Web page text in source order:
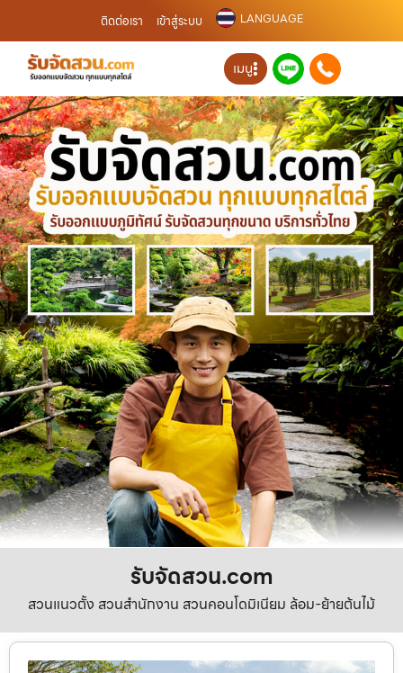
ติดต่อเรา เข้าสู่ระบบ LANGUAGE
เมนู
รับจัดสวน.com
สวนแนวตั้ง สวนสำนักงาน สวนคอนโดมิเนียม ล้อม-ย้ายต้นไม้